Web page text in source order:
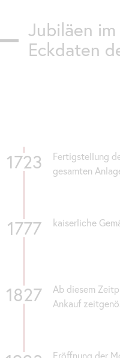
Jubiläen
Eckdaten
1723
Fertigstellung
gesamten
1777 kaiserliche
1827
Ab diesem
Ankauf
Eröffnung der